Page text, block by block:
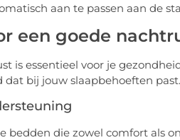
aan te passen aan de
een goede
is essentieel voor je
bij jouw slaapbehoeften past.
bedden die zowel comfort als